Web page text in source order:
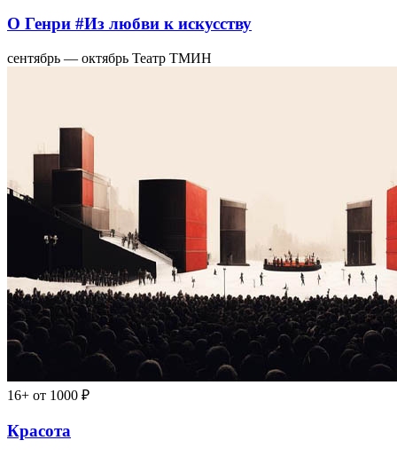
О Генри #Из любви к искусству
сентябрь — октябрь Театр ТМИН
16+ от 1000 ₽
Красота